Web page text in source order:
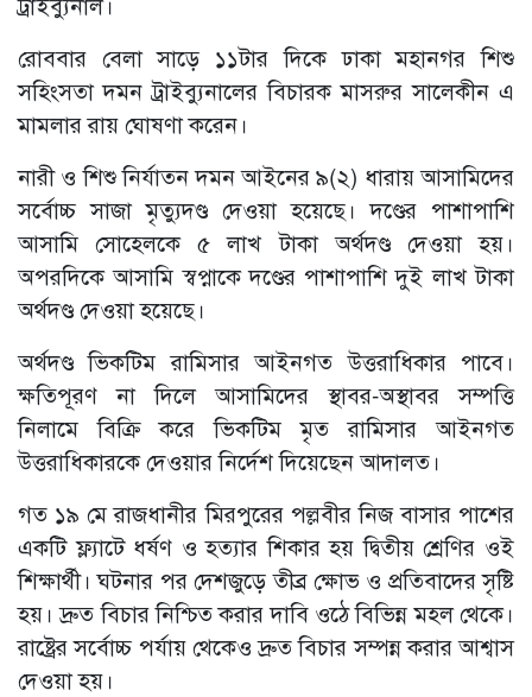
রোববার বেলা সাড়ে ১১টার দিকে ঢাকা মহানগর শিশু
সহিংসতা দমন ট্রাইব্যুনালের বিচারক মাসরুর সালেকীন এ
মামলার রায় ঘোষণা করেন।
নারী ও শিশু নির্যাতন দমন আইনের ৯(২) ধারায় আসামিদের
সর্বোচ্চ সাজা মৃত্যুদণ্ড দেওয়া হয়েছে। দণ্ডের পাশাপাশি
আসামি সোহেলকে ৫ লাখ টাকা অর্থদণ্ড দেওয়া হয়।
অপরদিকে আসামি স্বপ্নাকে দণ্ডের পাশাপাশি দুই লাখ টাকা
অর্থদণ্ড দেওয়া হয়েছে।
অর্থদণ্ড ভিকটিম রামিসার আইনগত উত্তরাধিকার পাবে।
ক্ষতিপূরণ না দিলে আসামিদের স্থাবর-অস্থাবর সম্পত্তি
নিলামে বিক্রি করে ভিকটিম মৃত রামিসার আইনগত
উত্তরাধিকারকে দেওয়ার নির্দেশ দিয়েছেন আদালত।
গত ১৯ মে রাজধানীর মিরপুরের পল্লবীর নিজ বাসার পাশের
একটি ফ্ল্যাটে ধর্ষণ ও হত্যার শিকার হয় দ্বিতীয় শ্রেণির ওই
শিক্ষার্থী। ঘটনার পর দেশজুড়ে তীব্র ক্ষোভ ও প্রতিবাদের সৃষ্টি
হয়। দ্রুত বিচার নিশ্চিত করার দাবি ওঠে বিভিন্ন মহল থেকে।
রাষ্ট্রের সর্বোচ্চ পর্যায় থেকেও দ্রুত বিচার সম্পন্ন করার আশ্বাস
দেওয়া হয়।